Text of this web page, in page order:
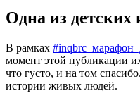
Одна из детских
В рамках
момент этой публикации
что густо, и на том
истории живых людей.